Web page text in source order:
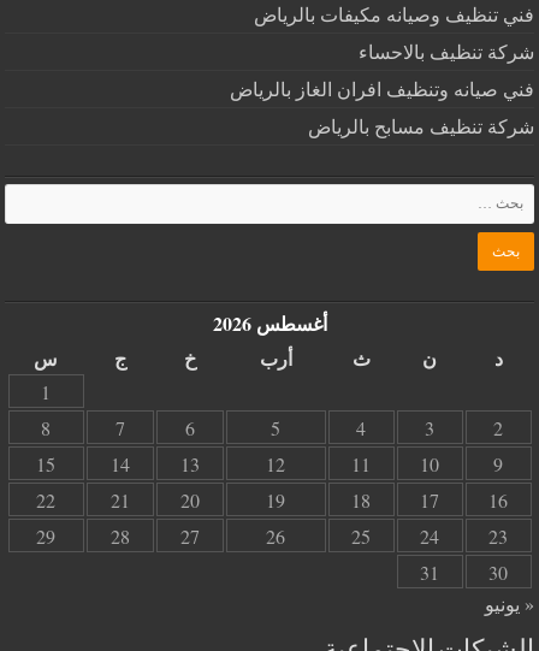
فني تنظيف وصيانه مكيفات بالرياض
شركة تنظيف بالاحساء
فني صيانه وتنظيف افران الغاز بالرياض
شركة تنظيف مسابح بالرياض
أغسطس 2026
د
ن ث أرب خ ج س
1
2
3
4
5
6
7
8
9
10
11
12
13
14
15
16
17
18
19
20
21
22
23
24
25
26
27
28
29
30
31
« يونيو